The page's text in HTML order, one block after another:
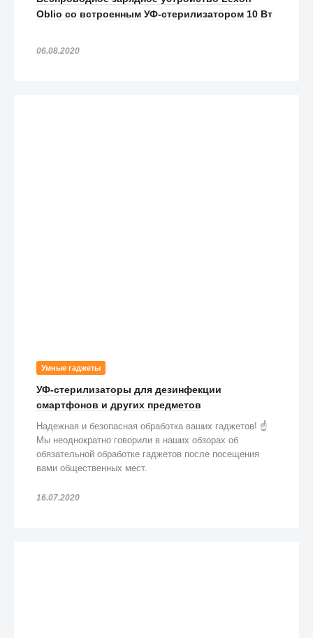
Oblio со встроенным УФ-стерилизатором 10 Вт
06.08.2020
Умные гаджеты
УФ-стерилизаторы для дезинфекции
смартфонов и других предметов
Надежная и безопасная обработка ваших гаджетов! ☝️
Мы неоднократно говорили в наших обзорах об
обязательной обработке гаджетов после посещения
вами общественных мест.
16.07.2020